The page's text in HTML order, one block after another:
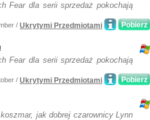
Fear dla serii sprzedaż pokochają
Pobierz
/ Ukrytymi Przedmiotami
Fear dla serii sprzedaż pokochają
Pobierz
/ Ukrytymi Przedmiotami
jak dobrej czarownicy Lynn